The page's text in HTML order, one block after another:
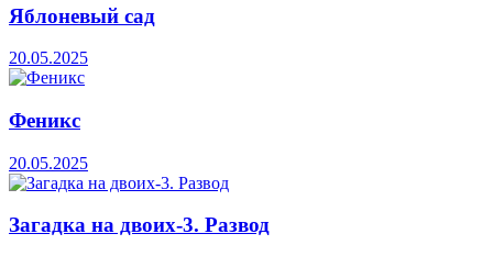
Яблоневый сад
20.05.2025
Феникс
20.05.2025
Загадка на двоих-3. Развод